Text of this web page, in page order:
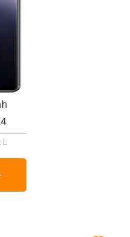
L